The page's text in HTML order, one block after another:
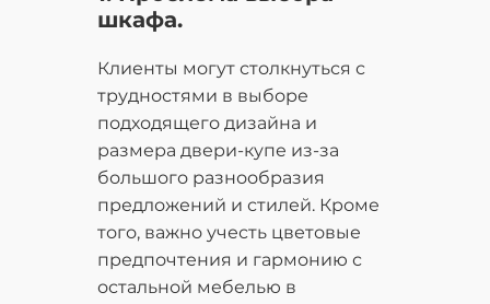
шкафа.
Клиенты могут столкнуться с
трудностями в выборе
подходящего дизайна и
размера двери-купе из-за
большого разнообразия
предложений и стилей. Кроме
того, важно учесть цветовые
предпочтения и гармонию с
остальной мебелью в